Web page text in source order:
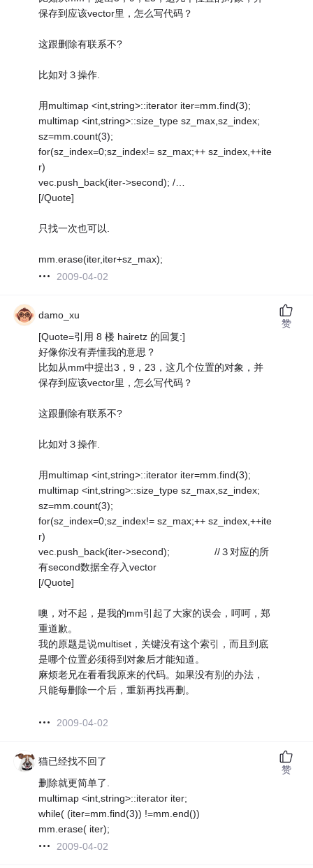
保存到应该vector里，怎么写代码？
这跟删除有联系不?
比如对３操作.
用multimap <int,string>::iterator iter=mm.find(3);
multimap <int,string>::size_type sz_max,sz_index;
sz=mm.count(3);
for(sz_index=0;sz_index!= sz_max;++ sz_index,++ite
r)
vec.push_back(iter->second); /…
[/Quote]
只找一次也可以.
mm.erase(iter,iter+sz_max);
2009-04-02
damo_xu
[Quote=引用 8 楼 hairetz 的回复:]
好像你没有弄懂我的意思？
比如从mm中提出3，9，23，这几个位置的对象，并
保存到应该vector里，怎么写代码？
这跟删除有联系不?
比如对３操作.
用multimap <int,string>::iterator iter=mm.find(3);
multimap <int,string>::size_type sz_max,sz_index;
sz=mm.count(3);
for(sz_index=0;sz_index!= sz_max;++ sz_index,++ite
r)
vec.push_back(iter->second); //３对应的所
有second数据全存入vector
[/Quote]
噢，对不起，是我的mm引起了大家的误会，呵呵，郑
重道歉。
我的原题是说multiset，关键没有这个索引，而且到底
是哪个位置必须得到对象后才能知道。
麻烦老兄在看看我原来的代码。如果没有别的办法，
只能每删除一个后，重新再找再删。
2009-04-02
赞
猫已经找不回了
删除就更简单了.
multimap <int,string>::iterator iter;
while( (iter=mm.find(3)) !=mm.end())
mm.erase( iter);
2009-04-02
赞